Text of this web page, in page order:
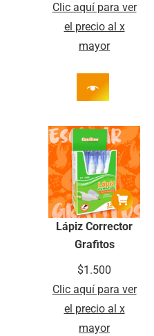
Clic aquí para ver
el precio al x
mayor
Lápiz Corrector
Grafitos
$1.500
Clic aquí para ver
el precio al x
mayor